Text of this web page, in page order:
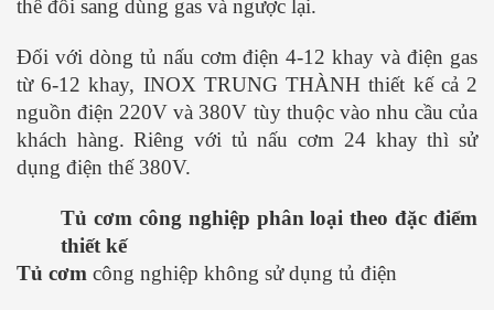
thể đổi sang dùng gas và ngược lại.
Đối với dòng tủ nấu cơm điện 4-12 khay và điện gas
từ 6-12 khay, INOX TRUNG THÀNH thiết kế cả 2
nguồn điện 220V và 380V tùy thuộc vào nhu cầu của
khách hàng. Riêng với tủ nấu cơm 24 khay thì sử
dụng điện thế 380V.
Tủ cơm công nghiệp phân loại theo đặc điểm
thiết kế
Tủ cơm công nghiệp không sử dụng tủ điện